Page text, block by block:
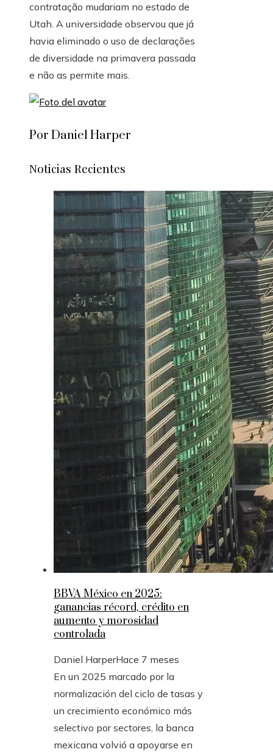
contratação mudariam no estado de
Utah. A universidade observou que já
havia eliminado o uso de declarações
de diversidade na primavera passada
e não as permite mais.
Por Daniel Harper
Noticias Recientes
BBVA México en 2025:
ganancias récord, crédito en
aumento y morosidad
controlada
Daniel HarperHace 7 meses
En un 2025 marcado por la
normalización del ciclo de tasas y
un crecimiento económico más
selectivo por sectores, la banca
mexicana volvió a apoyarse en